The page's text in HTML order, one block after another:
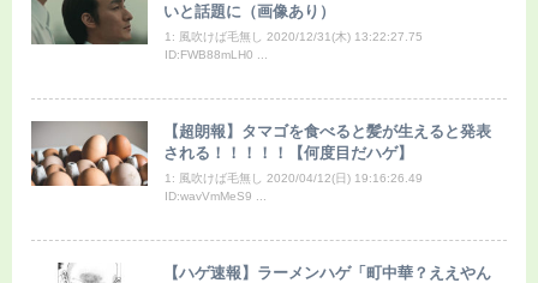
いと話題に（画像あり）
1: 風吹けば毛無し 2020/12/31(木) 13:22:27.75
ID:FWB88mLH0 ...
【超朗報】タマゴを食べると髪が生えると発表
される！！！！！【何度目だハゲ】
1: 風吹けば毛無し 2020/04/12(日) 19:16:26.49
ID:wavVmMeS9 ...
【ハゲ速報】ラーメンハゲ「町中華？ええやん